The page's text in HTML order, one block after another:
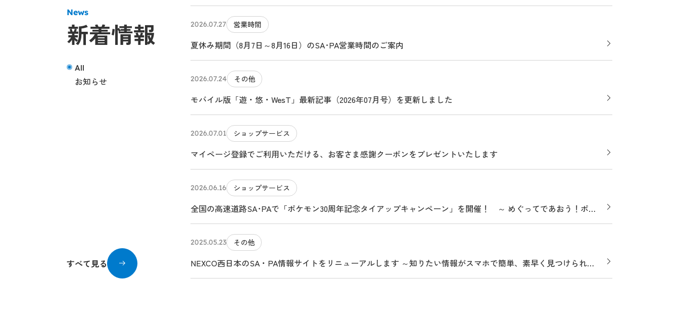
News
新着情報
All
お知らせ
2026.07.27 営業時間
夏休み期間（8月7日～8月16日）のSA･PA営業時間のご案内
2026.07.24 その他
モバイル版「遊・悠・WesT」最新記事（2026年07月号）を更新しました
2026.07.01 ショップサービス
マイページ登録でご利用いただける、お客さま感謝クーポンをプレゼントいたします
2026.06.16 ショップサービス
全国の高速道路SA･PAで「ポケモン30周年記念タイアップキャンペーン」を開催！ ～ めぐってであおう！ポケ
モンサービスエリアのたび ～
2025.05.23 その他
NEXCO西日本のSA・PA情報サイトをリニューアルします ～知りたい情報がスマホで簡単、素早く見つけられ
る、クルマ旅のお役立ちサイトになります～
すべて見る